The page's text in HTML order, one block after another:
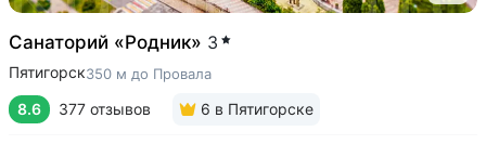
Санаторий «Родник» 3
Пятигорск350 м до Провала
8.6 377 отзывов 6 в Пятигорске